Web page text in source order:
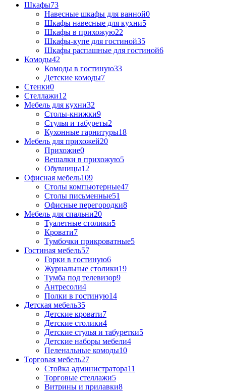
Шкафы73
Навесные шкафы для ванной0
Шкафы навесные для кухни5
Шкафы в прихожую22
Шкафы-купе для гостиной35
Шкафы распашные для гостиной6
Комоды42
Комоды в гостиную33
Детские комоды7
Стенки0
Стеллажи12
Мебель для кухни32
Столы-книжки9
Стулья и табуреты2
Кухонные гарнитуры18
Мебель для прихожей20
Прихожие0
Вешалки в прихожую5
Обувницы12
Офисная мебель109
Столы компьютерные47
Столы письменные51
Офисные перегородки8
Мебель для спальни20
Туалетные столики5
Кровати7
Тумбочки прикроватные5
Гостиная мебель57
Горки в гостиную6
Журнальные столики19
Тумба под телевизор9
Антресоли4
Полки в гостиную14
Детская мебель35
Детские кровати7
Детские столики4
Детские стулья и табуретки5
Детские наборы мебели4
Пеленальные комоды10
Торговая мебель27
Стойка администратора11
Торговые стеллажи5
Витрины и прилавки8